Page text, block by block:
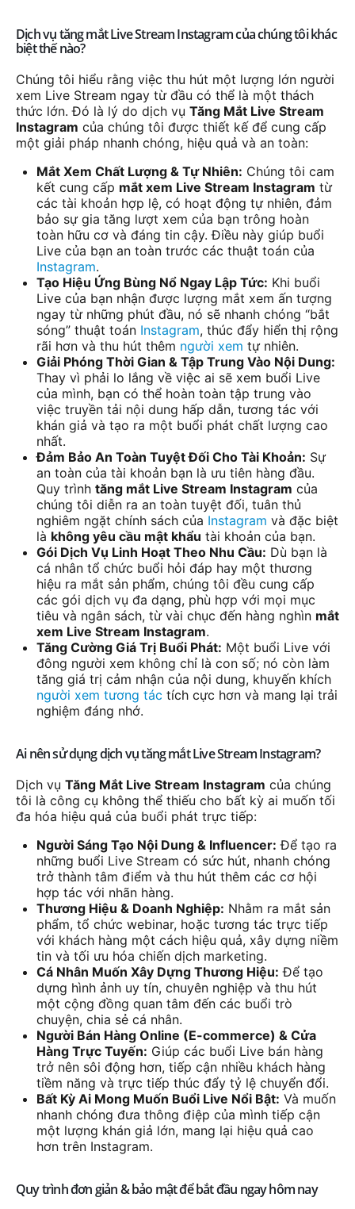
Dịch vụ tăng mắt Live Stream Instagram của chúng tôi khác
biệt thế nào?
Chúng tôi hiểu rằng việc thu hút một lượng lớn người
xem Live Stream ngay từ đầu có thể là một thách
thức lớn. Đó là lý do dịch vụ Tăng Mắt Live Stream
Instagram của chúng tôi được thiết kế để cung cấp
một giải pháp nhanh chóng, hiệu quả và an toàn:
Mắt Xem Chất Lượng & Tự Nhiên: Chúng tôi cam
kết cung cấp mắt xem Live Stream Instagram từ
các tài khoản hợp lệ, có hoạt động tự nhiên, đảm
bảo sự gia tăng lượt xem của bạn trông hoàn
toàn hữu cơ và đáng tin cậy. Điều này giúp buổi
Live của bạn an toàn trước các thuật toán của
Instagram.
Tạo Hiệu Ứng Bùng Nổ Ngay Lập Tức: Khi buổi
Live của bạn nhận được lượng mắt xem ấn tượng
ngay từ những phút đầu, nó sẽ nhanh chóng “bắt
sóng” thuật toán Instagram, thúc đẩy hiển thị rộng
rãi hơn và thu hút thêm người xem tự nhiên.
Giải Phóng Thời Gian & Tập Trung Vào Nội Dung:
Thay vì phải lo lắng về việc ai sẽ xem buổi Live
của mình, bạn có thể hoàn toàn tập trung vào
việc truyền tải nội dung hấp dẫn, tương tác với
khán giả và tạo ra một buổi phát chất lượng cao
nhất.
Đảm Bảo An Toàn Tuyệt Đối Cho Tài Khoản: Sự
an toàn của tài khoản bạn là ưu tiên hàng đầu.
Quy trình tăng mắt Live Stream Instagram của
chúng tôi diễn ra an toàn tuyệt đối, tuân thủ
nghiêm ngặt chính sách của Instagram và đặc biệt
là không yêu cầu mật khẩu tài khoản của bạn.
Gói Dịch Vụ Linh Hoạt Theo Nhu Cầu: Dù bạn là
cá nhân tổ chức buổi hỏi đáp hay một thương
hiệu ra mắt sản phẩm, chúng tôi đều cung cấp
các gói dịch vụ đa dạng, phù hợp với mọi mục
tiêu và ngân sách, từ vài chục đến hàng nghìn mắt
xem Live Stream Instagram.
Tăng Cường Giá Trị Buổi Phát: Một buổi Live với
đông người xem không chỉ là con số; nó còn làm
tăng giá trị cảm nhận của nội dung, khuyến khích
người xem tương tác tích cực hơn và mang lại trải
nghiệm đáng nhớ.
Ai nên sử dụng dịch vụ tăng mắt Live Stream Instagram?
Dịch vụ Tăng Mắt Live Stream Instagram của chúng
tôi là công cụ không thể thiếu cho bất kỳ ai muốn tối
đa hóa hiệu quả của buổi phát trực tiếp:
Người Sáng Tạo Nội Dung & Influencer: Để tạo ra
những buổi Live Stream có sức hút, nhanh chóng
trở thành tâm điểm và thu hút thêm các cơ hội
hợp tác với nhãn hàng.
Thương Hiệu & Doanh Nghiệp: Nhằm ra mắt sản
phẩm, tổ chức webinar, hoặc tương tác trực tiếp
với khách hàng một cách hiệu quả, xây dựng niềm
tin và tối ưu hóa chiến dịch marketing.
Cá Nhân Muốn Xây Dựng Thương Hiệu: Để tạo
dựng hình ảnh uy tín, chuyên nghiệp và thu hút
một cộng đồng quan tâm đến các buổi trò
chuyện, chia sẻ cá nhân.
Người Bán Hàng Online (E-commerce) & Cửa
Hàng Trực Tuyến: Giúp các buổi Live bán hàng
trở nên sôi động hơn, tiếp cận nhiều khách hàng
tiềm năng và trực tiếp thúc đẩy tỷ lệ chuyển đổi.
Bất Kỳ Ai Mong Muốn Buổi Live Nổi Bật: Và muốn
nhanh chóng đưa thông điệp của mình tiếp cận
một lượng khán giả lớn, mang lại hiệu quả cao
hơn trên Instagram.
Quy trình đơn giản & bảo mật để bắt đầu ngay hôm nay